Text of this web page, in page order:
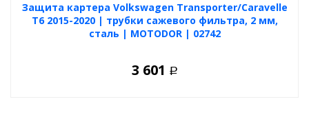
Защита картера Volkswagen Transporter/Caravelle
T6 2015-2020 | трубки сажевого фильтра, 2 мм,
сталь | MOTODOR | 02742
3 601 Р